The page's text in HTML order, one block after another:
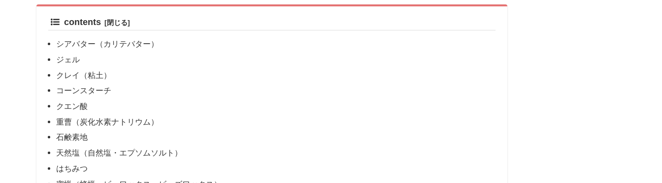
contents
シアバター（カリテバター）
ジェル
クレイ（粘土）
コーンスターチ
クエン酸
重曹（炭化水素ナトリウム）
石鹸素地
天然塩（自然塩・エプソムソルト）
はちみつ